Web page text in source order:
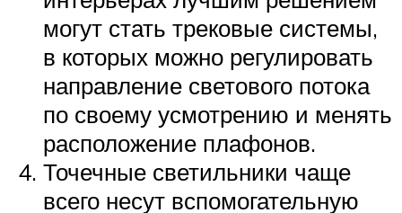
могут стать трековые системы,
в которых можно регулировать
направление светового потока
по своему усмотрению и менять
расположение плафонов.
Точечные светильники чаще
всего несут вспомогательную